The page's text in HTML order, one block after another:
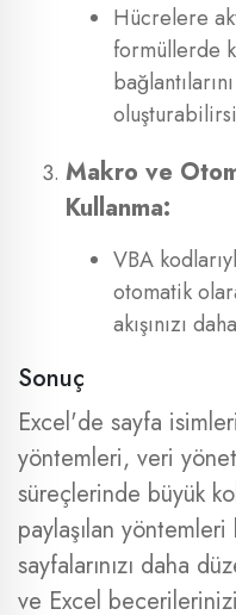
Hücrelere
formüllerde
Makro ve
Kullanma:
VBA
otomatik
akışınızı
Sonuç
Excel'de sayfa
yöntemleri, veri
süreçlerinde büyük
paylaşılan yöntemleri
sayfalarınızı daha
ve Excel